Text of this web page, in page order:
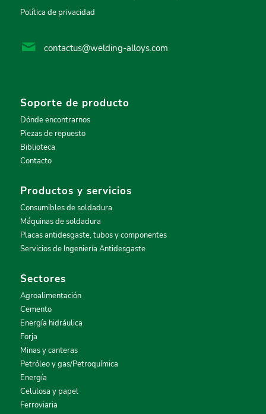
Política de privacidad
contactus@welding-alloys.com
Soporte de producto
Dónde encontrarnos
Piezas de repuesto
Biblioteca
Contacto
Productos y servicios
Consumibles de soldadura
Máquinas de soldadura
Placas antidesgaste, tubos y componentes
Servicios de Ingeniería Antidesgaste
Sectores
Agroalimentación
Cemento
Energía hidráulica
Forja
Minas y canteras
Petróleo y gas/Petroquímica
Energía
Celulosa y papel
Ferroviaria